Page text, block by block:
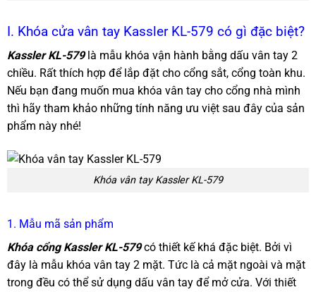
I. Khóa cửa vân tay Kassler KL-579 có gì đặc biệt?
Kassler KL-579là mẫu khóa vận hành bằng dấu vân tay 2
chiều. Rất thích hợp để lắp đặt cho cổng sắt, cổng toàn khu.
Nếu bạn đang muốn mua khóa vân tay cho cổng nhà mình
thì hãy tham khảo những tính năng ưu việt sau đây của sản
phẩm này nhé!
Khóa vân tay Kassler KL-579
1. Mẫu mã sản phẩm
Khóa cổng Kassler KL-579có thiết kế khá đặc biệt. Bởi vì
đây là mẫu khóa vân tay 2 mặt. Tức là cả mặt ngoài và mặt
trong đều có thể sử dụng dấu vân tay để mở cửa. Với thiết